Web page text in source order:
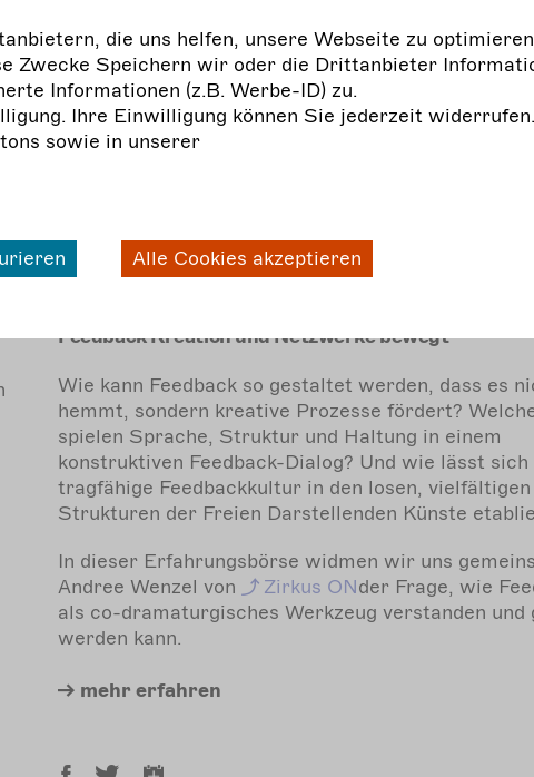
Ausschreibungsbedingungen und
Besonderheiten für die dritte Förderphase von
2027 haben wir einen
Leitfaden
Downloadbereichzum Herunterladen bereit steht.
Feedback Kreation und Netzwerke bewegt“
Wie kann Feedback so gestaltet werden, dass es
hemmt, sondern kreative Prozesse fördert?
spielen Sprache, Struktur und Haltung in einem
konstruktiven Feedback-Dialog? Und wie lässt sich
tragfähige Feedbackkultur in den losen, vielfältigen
Strukturen der Freien Darstellenden Künste
In dieser Erfahrungsbörse widmen wir uns
Andree Wenzel von
Zirkus ONder Frage, wie
als co-dramaturgisches Werkzeug verstanden und
werden kann.
mehr erfahren
die uns helfen, unsere Webseite zu
Zwecke Speichern wir oder die Drittanbieter
Informationen (z.B. Werbe-ID) zu.
Ihre Einwilligung können Sie jederzeit
sowie in unserer
Alle Cookies akzeptieren